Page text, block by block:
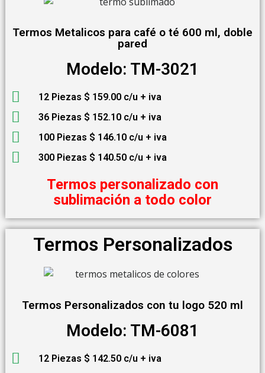
Termos Metalicos para café o té 600 ml, doble
pared
Modelo: TM-3021
12 Piezas $ 159.00 c/u + iva
36 Piezas $ 152.10 c/u + iva
100 Piezas $ 146.10 c/u + iva
300 Piezas $ 140.50 c/u + iva
Termos personalizado con
sublimación a todo color
Termos Personalizados
Termos Personalizados con tu logo 520 ml
Modelo: TM-6081
12 Piezas $ 142.50 c/u + iva